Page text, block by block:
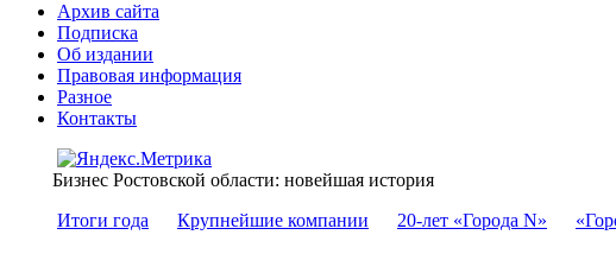
Архив сайта
Подписка
Об издании
Правовая информация
Разное
Контакты
Бизнес Ростовской области: новейшая история
Итоги года
Крупнейшие компании 20-лет «Города N»